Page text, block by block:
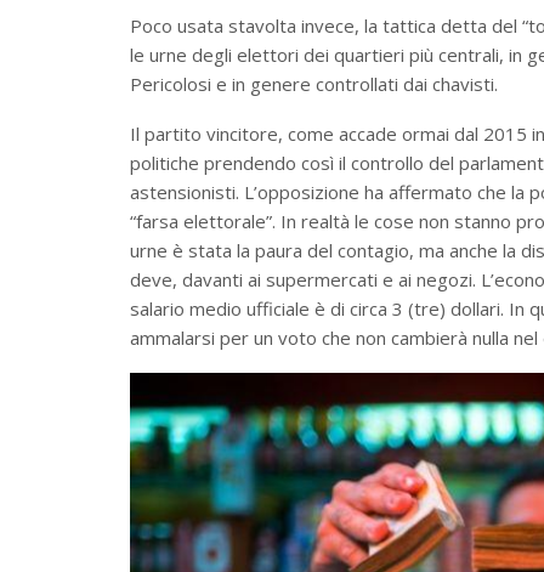
Poco usata stavolta invece, la tattica detta del
le urne degli elettori dei quartieri più centrali, in
Pericolosi e in genere controllati dai chavisti.
Il partito vincitore, come accade ormai dal 2015
politiche prendendo così il controllo del
astensionisti. L’opposizione ha affermato che la
“farsa elettorale”. In realtà le cose non stanno
urne è stata la paura del contagio, ma anche la
deve, davanti ai supermercati e ai negozi.
salario medio ufficiale è di circa 3 (tre) dollari. In
ammalarsi per un voto che non cambierà nulla